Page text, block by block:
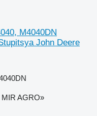
M4040DN
John Deere
AGRO»